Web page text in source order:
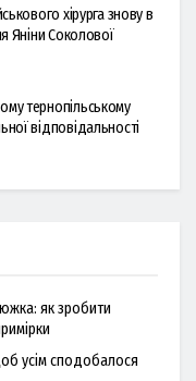
хірурга знову в
Яніни Соколової
тернопільському
відповідальності
як зробити
усім сподобалося